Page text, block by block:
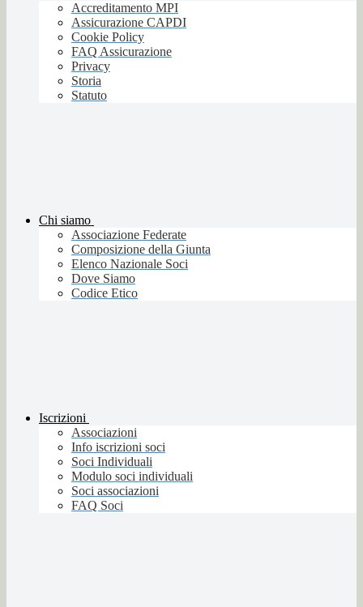
Accreditamento MPI
Assicurazione CAPDI
Cookie Policy
FAQ Assicurazione
Privacy
Storia
Statuto
Chi siamo
Associazione Federate
Composizione della Giunta
Elenco Nazionale Soci
Dove Siamo
Codice Etico
Iscrizioni
Associazioni
Info iscrizioni soci
Soci Individuali
Modulo soci individuali
Soci associazioni
FAQ Soci